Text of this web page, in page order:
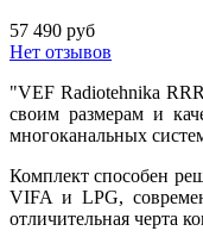
57 490 руб
Нет отзывов
"VEF Radiotehnika
своим размерам и
многоканальных
Комплект способен
VIFA и LPG,
отличительная черта